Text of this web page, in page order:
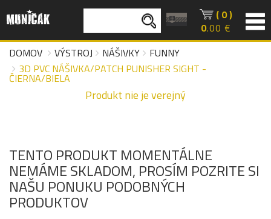
( 0 )
0.00 €
DOMOV
VÝSTROJ NÁŠIVKY
FUNNY
3D PVC NÁŠIVKA/PATCH PUNISHER SIGHT -
ČIERNA/BIELA
Produkt nie je verejný
TENTO PRODUKT MOMENTÁLNE
NEMÁME SKLADOM, PROSÍM POZRITE SI
NAŠU PONUKU PODOBNÝCH
PRODUKTOV